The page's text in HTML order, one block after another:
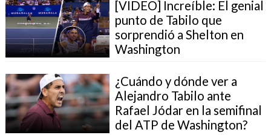
[VIDEO] Increíble: El genial
punto de Tabilo que
sorprendió a Shelton en
Washington
¿Cuándo y dónde ver a
Alejandro Tabilo ante
Rafael Jódar en la semifinal
del ATP de Washington?